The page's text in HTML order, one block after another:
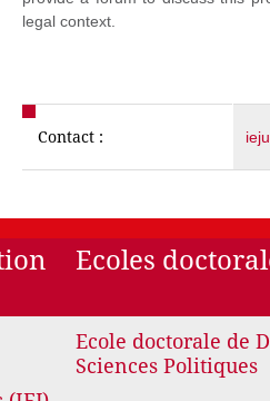
legal context.
Contact :
Ecoles
Ecole doctorale de
Sciences Politiques